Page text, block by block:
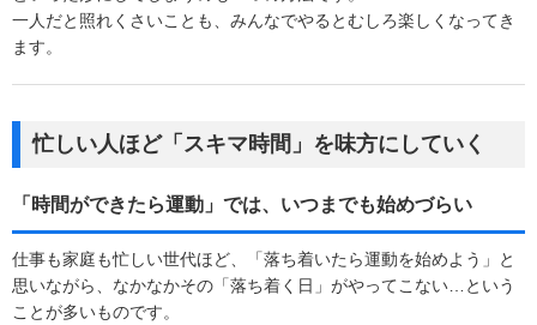
一人だと照れくさいことも、みんなでやるとむしろ楽しくなってき
ます。
忙しい人ほど「スキマ時間」を味方にしていく
「時間ができたら運動」では、いつまでも始めづらい
仕事も家庭も忙しい世代ほど、「落ち着いたら運動を始めよう」と
思いながら、なかなかその「落ち着く日」がやってこない…という
ことが多いものです。